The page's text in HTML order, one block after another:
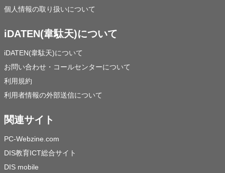
個人情報の取り扱いについて
iDATEN(韋駄天)について
iDATEN(韋駄天)について
お問い合わせ・コールセンターについて
利用規約
利用者情報の外部送信について
関連サイト
PC-Webzine.com
DIS教育ICT総合サイト
DIS mobile